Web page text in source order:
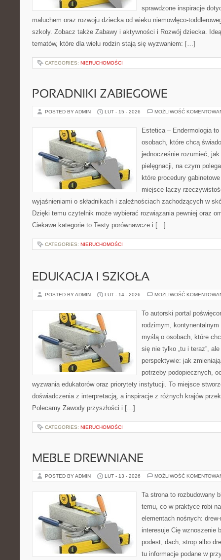
sprawdzone inspiracje
maluchem oraz rozwoju dziecka od wieku niemowlęco-
szkoły. Zobacz także Zabawy i aktywności i Rozwój dziecka.
tematów, które dla wielu rodzin stają się wyzwaniem: […]
CATEGORIES: NIERUCHOMOŚCI
PORADNIKI ZABIEGOWE
POSTED BY ADMIN LUT - 15 - 2026 MOŻLIWOŚĆ
Estetica – Endermologia
osobach, które chcą
jednocześnie rozumieć, jak
pielęgnacji, na czym
które procedury
miejsce łączy
wyjaśnieniami o składnikach i zależnościach zachodzących w
Dzięki temu czytelnik może wybierać rozwiązania pewniej oraz
Ciekawe kategorie to Testy porównawcze i […]
CATEGORIES: NIERUCHOMOŚCI
EDUKACJA I SZKOŁA
POSTED BY ADMIN LUT - 14 - 2026 MOŻLIWOŚĆ
To autorski portal
rodzimym,
myślą o osobach, które
się nie tylko „tu i teraz”,
perspektywie: jak
potrzeby podopiecznych,
wyzwania edukatorów oraz priorytety instytucji. To miejsce
doświadczenia z interpretacją, a inspiracje z różnych krajów
Polecamy Zawody przyszłości i […]
CATEGORIES: NIERUCHOMOŚCI
MEBLE DREWNIANE
POSTED BY ADMIN LUT - 13 - 2026 MOŻLIWOŚĆ
Ta strona to rozbudowany
temu, co w praktyce robi
elementach nośnych:
interesuje Cię wznoszenie
podest, dach, strop albo
tu informacje podane w